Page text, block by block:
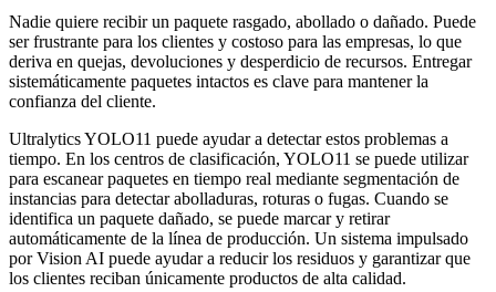
Nadie quiere recibir un paquete rasgado, abollado o dañado. Puede
ser frustrante para los clientes y costoso para las empresas, lo que
deriva en quejas, devoluciones y desperdicio de recursos. Entregar
sistemáticamente paquetes intactos es clave para mantener la
confianza del cliente.
Ultralytics YOLO11 puede ayudar a detectar estos problemas a
tiempo. En los centros de clasificación, YOLO11 se puede utilizar
para escanear paquetes en tiempo real mediante segmentación de
instancias para detectar abolladuras, roturas o fugas. Cuando se
identifica un paquete dañado, se puede marcar y retirar
automáticamente de la línea de producción. Un sistema impulsado
por Vision AI puede ayudar a reducir los residuos y garantizar que
los clientes reciban únicamente productos de alta calidad.